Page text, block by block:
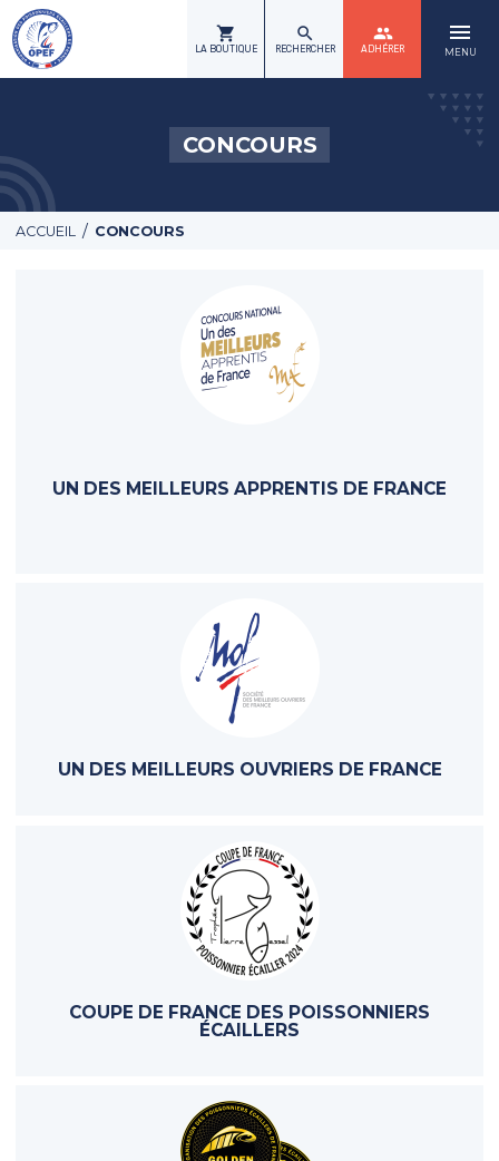
shopping_cart
LA BOUTIQUE
search
RECHERCHER
group
ADHÉRER
menu
MENU
CONCOURS
ACCUEIL / CONCOURS
UN DES MEILLEURS APPRENTIS DE FRANCE
UN DES MEILLEURS OUVRIERS DE FRANCE
COUPE DE FRANCE DES POISSONNIERS
ÉCAILLERS